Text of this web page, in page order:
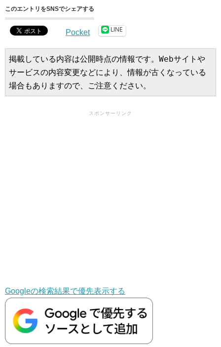
このエントリをSNSでシェアする
Pocket LINE
掲載している内容は公開時点の情報です。Webサイトや
サービスの内容変更などにより、情報が古くなっている
場合もありますので、ご注意ください。
スポンサーリンク
Googleの検索結果で優先表示する